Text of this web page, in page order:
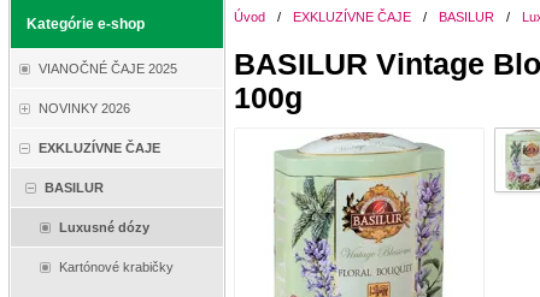
Kategórie e-shop
VIANOČNÉ ČAJE 2025
NOVINKY 2026
EXKLUZÍVNE ČAJE
BASILUR
Luxusné dózy
Kartónové krabičky
Úvod / EXKLUZÍVNE ČAJE / BASILUR /
BASILUR Vintage
100g